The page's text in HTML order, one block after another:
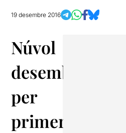
19 desembre 2016
Núvol
desembarca
per
primera